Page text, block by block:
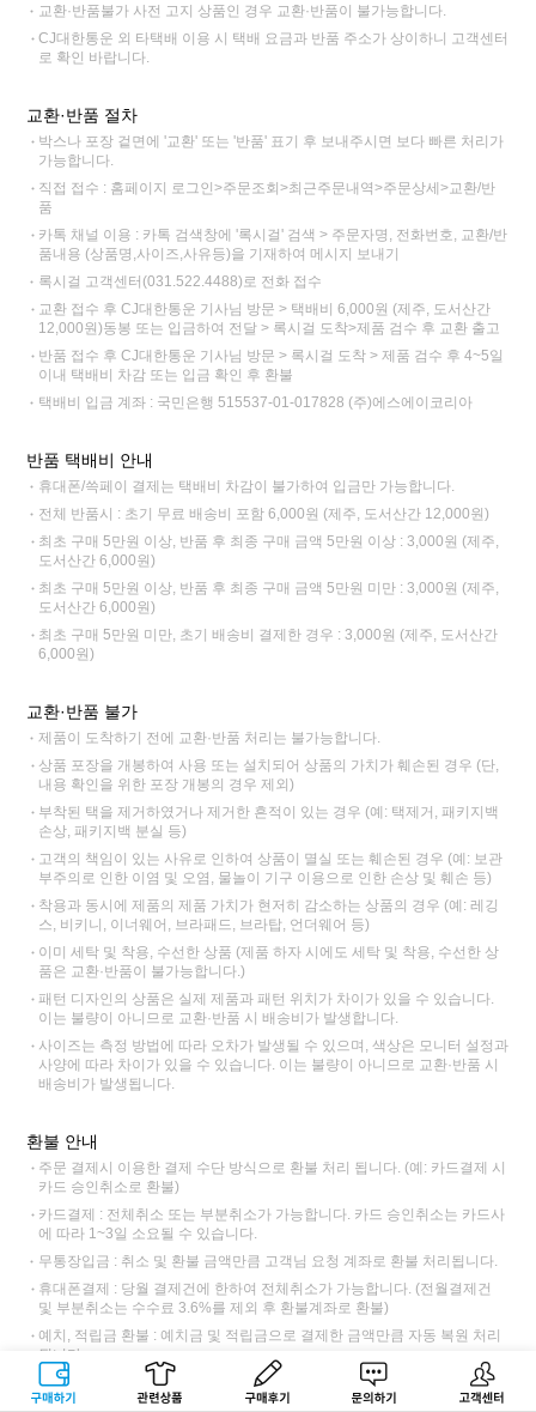
구매하기 관련상품 상품후기 문의하기 고객센터
교환·반품불가 사전 고지 상품인 경우 교환·반품이 불가능합니다.
CJ대한통운 외 타택배 이용 시 택배 요금과 반품 주소가 상이하니 고객센터
로 확인 바랍니다.
교환·반품 절차
박스나 포장 겉면에 '교환' 또는 '반품' 표기 후 보내주시면 보다 빠른 처리가
가능합니다.
직접 접수 : 홈페이지 로그인>주문조회>최근주문내역>주문상세>교환/반
품
카톡 채널 이용 : 카톡 검색창에 '록시걸' 검색 > 주문자명, 전화번호, 교환/반
품내용 (상품명,사이즈,사유등)을 기재하여 메시지 보내기
록시걸 고객센터(031.522.4488)로 전화 접수
교환 접수 후 CJ대한통운 기사님 방문 > 택배비 6,000원 (제주, 도서산간
12,000원)동봉 또는 입금하여 전달 > 록시걸 도착>제품 검수 후 교환 출고
반품 접수 후 CJ대한통운 기사님 방문 > 록시걸 도착 > 제품 검수 후 4~5일
이내 택배비 차감 또는 입금 확인 후 환불
택배비 입금 계좌 : 국민은행 515537-01-017828 (주)에스에이코리아
반품 택배비 안내
휴대폰/쓱페이 결제는 택배비 차감이 불가하여 입금만 가능합니다.
전체 반품시 : 초기 무료 배송비 포함 6,000원 (제주, 도서산간 12,000원)
최초 구매 5만원 이상, 반품 후 최종 구매 금액 5만원 이상 : 3,000원 (제주,
도서산간 6,000원)
최초 구매 5만원 이상, 반품 후 최종 구매 금액 5만원 미만 : 3,000원 (제주,
도서산간 6,000원)
최초 구매 5만원 미만, 초기 배송비 결제한 경우 : 3,000원 (제주, 도서산간
6,000원)
교환·반품 불가
제품이 도착하기 전에 교환·반품 처리는 불가능합니다.
상품 포장을 개봉하여 사용 또는 설치되어 상품의 가치가 훼손된 경우 (단,
내용 확인을 위한 포장 개봉의 경우 제외)
부착된 택을 제거하였거나 제거한 흔적이 있는 경우 (예: 택제거, 패키지백
손상, 패키지백 분실 등)
고객의 책임이 있는 사유로 인하여 상품이 멸실 또는 훼손된 경우 (예: 보관
부주의로 인한 이염 및 오염, 물놀이 기구 이용으로 인한 손상 및 훼손 등)
착용과 동시에 제품의 제품 가치가 현저히 감소하는 상품의 경우 (예: 레깅
스, 비키니, 이너웨어, 브라패드, 브라탑, 언더웨어 등)
이미 세탁 및 착용, 수선한 상품 (제품 하자 시에도 세탁 및 착용, 수선한 상
품은 교환·반품이 불가능합니다.)
패턴 디자인의 상품은 실제 제품과 패턴 위치가 차이가 있을 수 있습니다.
이는 불량이 아니므로 교환·반품 시 배송비가 발생합니다.
사이즈는 측정 방법에 따라 오차가 발생될 수 있으며, 색상은 모니터 설정과
사양에 따라 차이가 있을 수 있습니다. 이는 불량이 아니므로 교환·반품 시
배송비가 발생됩니다.
환불 안내
주문 결제시 이용한 결제 수단 방식으로 환불 처리 됩니다. (예: 카드결제 시
카드 승인취소로 환불)
카드결제 : 전체취소 또는 부분취소가 가능합니다. 카드 승인취소는 카드사
에 따라 1~3일 소요될 수 있습니다.
무통장입금 : 취소 및 환불 금액만큼 고객님 요청 계좌로 환불 처리됩니다.
휴대폰결제 : 당월 결제건에 한하여 전체취소가 가능합니다. (전월결제건
및 부분취소는 수수료 3.6%를 제외 후 환불계좌로 환불)
예치, 적립금 환불 : 예치금 및 적립금으로 결제한 금액만큼 자동 복원 처리
됩니다.
네이버페이, 삼성페이, 페이코, 카카오페이 같은 당사 결제 시스템이 아닌
제휴 결제사를 이용한 결제건은 해당 결제사에서 환불 처리됩니다.